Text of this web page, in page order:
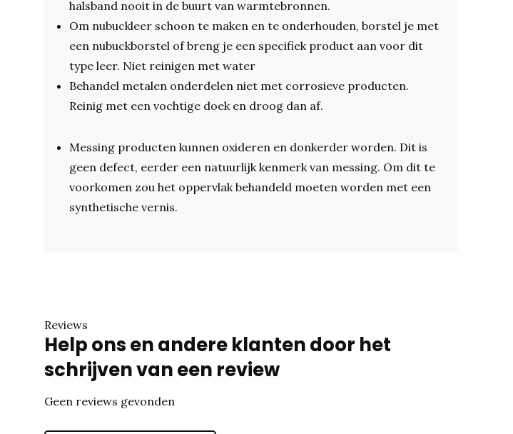
halsband nooit in de buurt van warmtebronnen.
Om nubuckleer schoon te maken en te onderhouden, borstel je met
een nubuckborstel of breng je een specifiek product aan voor dit
type leer. Niet reinigen met water
Behandel metalen onderdelen niet met corrosieve producten.
Reinig met een vochtige doek en droog dan af.
Messing producten kunnen oxideren en donkerder worden. Dit is
geen defect, eerder een natuurlijk kenmerk van messing. Om dit te
voorkomen zou het oppervlak behandeld moeten worden met een
synthetische vernis.
Reviews
Help ons en andere klanten door het
schrijven van een review
Geen reviews gevonden